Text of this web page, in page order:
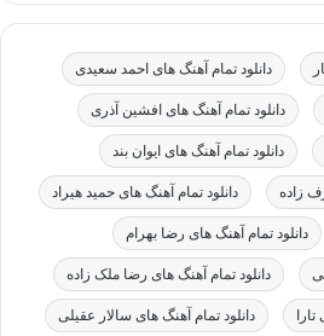
دانلود تمام آهنگ های احمد سعیدی
دانلود تمام آهنگ های افشین آذری
دانلود تمام آهنگ های ایوان بند
زاده دانلود تمام آهنگ های حمید هیراد
دانلود تمام آهنگ های رضا بهرام
دانلود تمام آهنگ های رضا ملک زاده
دانلود تمام آهنگ های سالار عقیلی